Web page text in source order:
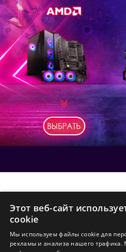
ВЫБРАТЬ
Политика в
Cookie
Этот веб-сайт
cookie
Мы используем файлы cookie для
рекламы и анализа нашего трафика.